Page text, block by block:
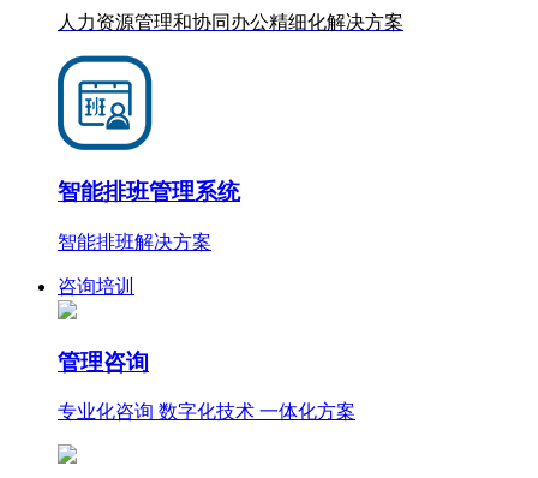
人力资源管理和协同办公精细化解决方案
智能排班管理系统
智能排班解决方案
咨询培训
管理咨询
专业化咨询 数字化技术 一体化方案